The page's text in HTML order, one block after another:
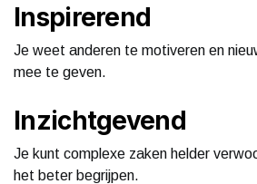
Inspirerend
Je weet anderen te motiveren en
mee te geven.
Inzichtgevend
Je kunt complexe zaken helder
het beter begrijpen.